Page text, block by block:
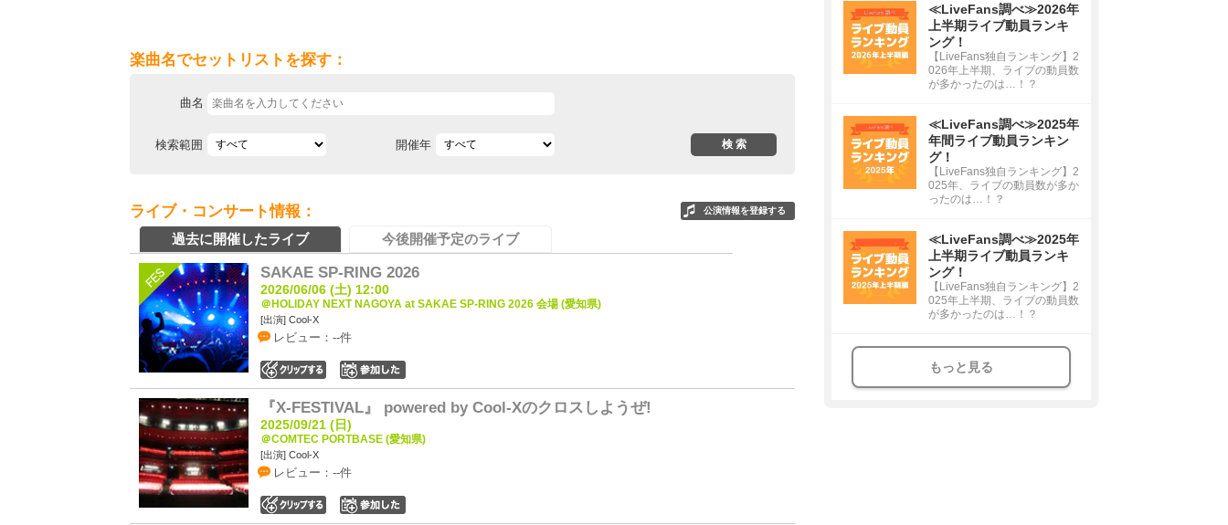
楽曲名でセットリストを探す：
曲名
検索範囲 開催年
ライブ・コンサート情報： 公演情報を登録する
過去に開催したライブ 今後開催予定のライブ
SAKAE SP-RING 2026
2026/06/06 (土) 12:00
＠HOLIDAY NEXT NAGOYA at SAKAE SP-RING 2026 会場 (愛知県)
[出演] Cool-X
レビュー：--件
『X-FESTIVAL』 powered by Cool-Xのクロスしようぜ!
2025/09/21 (日)
＠COMTEC PORTBASE (愛知県)
[出演] Cool-X
レビュー：--件
≪LiveFans調べ≫2026年
上半期ライブ動員ランキ
ング！
【LiveFans独自ランキング】2
026年上半期、ライブの動員数
が多かったのは…！？
≪LiveFans調べ≫2025年
年間ライブ動員ランキン
グ！
【LiveFans独自ランキング】2
025年、ライブの動員数が多か
ったのは…！？
≪LiveFans調べ≫2025年
上半期ライブ動員ランキ
ング！
【LiveFans独自ランキング】2
025年上半期、ライブの動員数
が多かったのは…！？
もっと見る